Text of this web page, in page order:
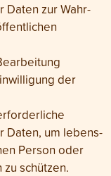
Daten zur Wahr­
der
Daten, um lebens­
Person oder
schützen.